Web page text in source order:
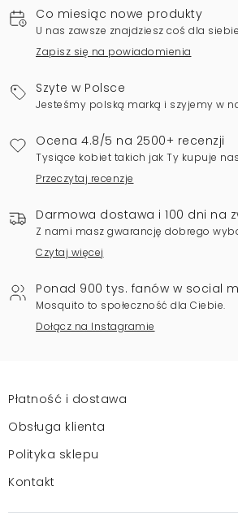
Co miesiąc nowe produkty
U nas zawsze znajdziesz coś dla
Zapisz się na powiadomienia
Szyte w Polsce
Jesteśmy polską marką i szyjemy w
Ocena 4.8/5 na 2500+ recenzji
Tysiące kobiet takich jak Ty kupuje
Przeczytaj recenzje
Darmowa dostawa i 100 dni na
Z nami masz gwarancję dobrego
Czytaj więcej
Ponad 900 tys. fanów w social
Mosquito to społeczność dla Ciebie.
Dołącz na Instagramie
Płatność i dostawa
Obsługa klienta
Polityka sklepu
Kontakt